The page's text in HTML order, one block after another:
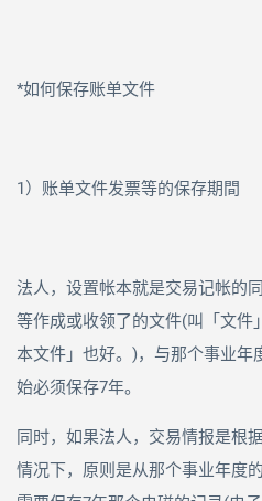
*如何保存账单文件
1）账单文件发票等的保存期間
法人，设置帐本就是交易记帐的
等作成或收领了的文件(叫「文件
本文件」也好。 )，与那个事业年
始必须保存7年。
同时，如果法人，交易情报是根
情况下，原则是从那个事业年度